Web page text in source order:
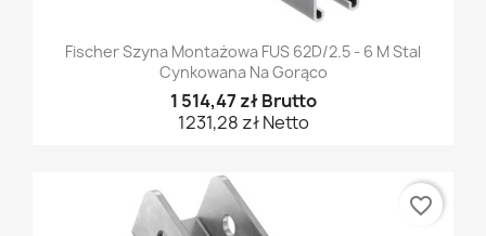
Fischer Szyna Montażowa FUS 62D/2.5 - 6 M Stal
Cynkowana Na Gorąco
1 514,47 zł Brutto
1231,28 zł Netto
favorite_border